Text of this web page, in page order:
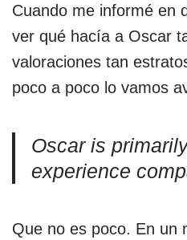
Cuando me informé en
ver qué hacía a Oscar
valoraciones tan
poco a poco lo vamos
Oscar is
experience
Que no es poco. En un